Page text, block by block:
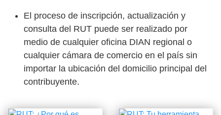
El proceso de inscripción, actualización y
consulta del RUT puede ser realizado por
medio de cualquier oficina DIAN regional o
cualquier cámara de comercio en el país sin
importar la ubicación del domicilio principal del
contribuyente.